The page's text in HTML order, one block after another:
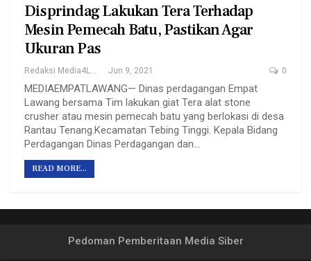
Disprindag Lakukan Tera Terhadap
Mesin Pemecah Batu, Pastikan Agar
Ukuran Pas
Jun 9, 2021 0
MEDIAEMPATLAWANG— Dinas perdagangan Empat
Lawang bersama Tim lakukan giat Tera alat stone
crusher atau mesin pemecah batu yang berlokasi di desa
Rantau Tenang.Kecamatan Tebing Tinggi. Kepala Bidang
Perdagangan Dinas Perdagangan dan…
READ MORE...
Pedoman Pemberitaan Media Siber